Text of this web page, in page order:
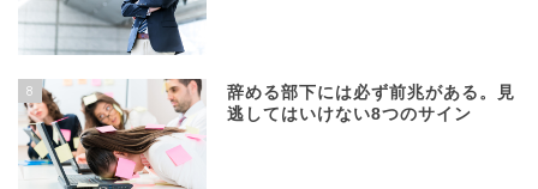
8
辞める部下には必ず前兆がある。見
逃してはいけない8つのサイン